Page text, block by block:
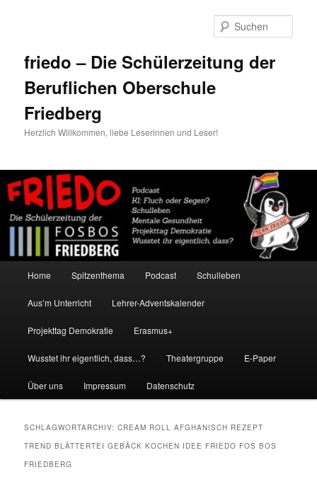
friedo – Die Schülerzeitung der
Beruflichen Oberschule
Friedberg
Herzlich Willkommen, liebe Leserinnen und Leser!
Home Spitzenthema Podcast Schulleben
Aus’m Unterricht Lehrer-Adventskalender
Projekttag Demokratie Erasmus+
Wusstet ihr eigentlich, dass…? Theatergruppe E-Paper
Über uns Impressum Datenschutz
SCHLAGWORTARCHIV:CREAM ROLL AFGHANISCH REZEPT
TREND BLÄTTERTEI GEBÄCK KOCHEN IDEE FRIEDO FOS BOS
FRIEDBERG